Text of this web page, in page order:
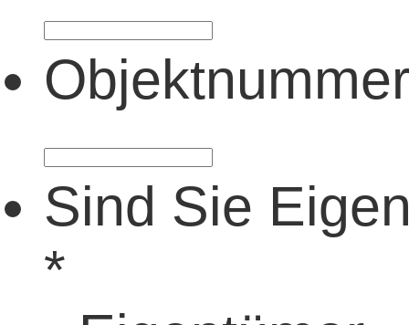
Objektnummer
Sind Sie
*